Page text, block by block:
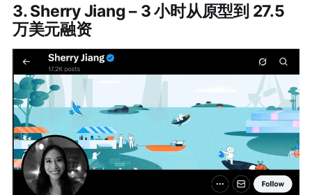
3. Sherry Jiang – 3 小时从原型到 27.5
万美元融资